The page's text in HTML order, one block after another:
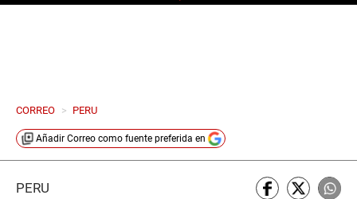
CORREO > PERU
Añadir Correo como fuente preferida en
PERÚ